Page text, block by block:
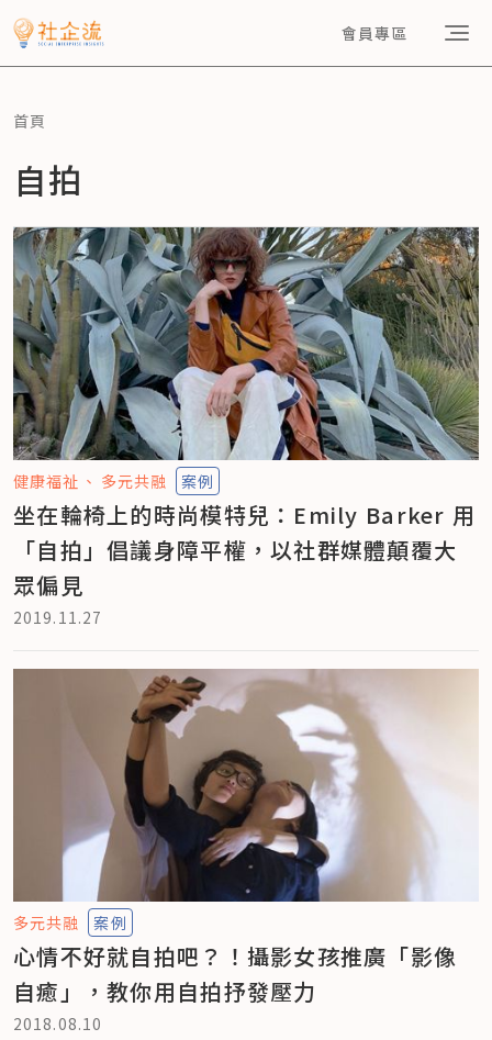
會員專區
首頁
自拍
健康福祉 多元共融 案例
坐在輪椅上的時尚模特兒：Emily Barker 用
「自拍」倡議身障平權，以社群媒體顛覆大
眾偏見
2019.11.27
多元共融 案例
心情不好就自拍吧？！攝影女孩推廣「影像
自癒」，教你用自拍抒發壓力
2018.08.10